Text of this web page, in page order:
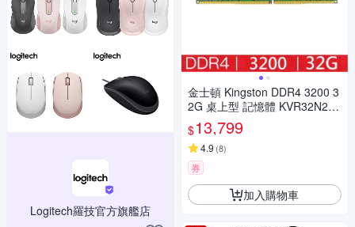
Logitech羅技官方旗艦店
金士頓 Kingston DDR4 3200 3
2G 桌上型 記憶體 KVR32N22
D8/32
$13,799
4.9 (8)
券
加入購物車